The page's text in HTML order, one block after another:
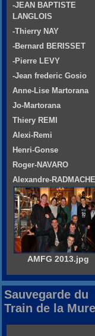
-JEAN BAPTISTE
LANGLOIS
-Thierry NAY
-Bernard BERISSET
-Pierre LEVY
-Jean frederic Gosio
Anne-Lise Martorana
Jo-Martorana
Thiery REMI
Alexi-Remi
Henri-Gonse
Roger-NAVARO
Alexandre-
AMFG 2013.jpg
Sauvegarde du
Train de la Mure